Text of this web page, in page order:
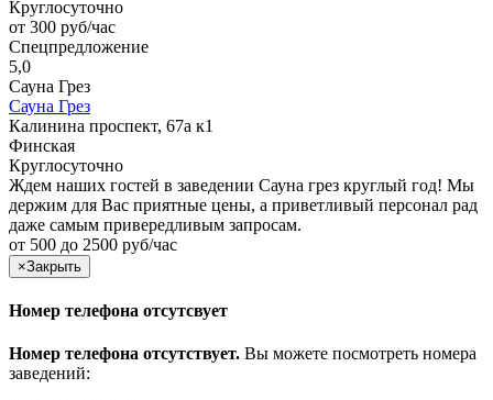
Круглосуточно
от 300 руб/час
Спецпредложение
5,0
Сауна Грез
Сауна Грез
Калинина проспект, 67а к1
Финская
Круглосуточно
Ждем наших гостей в заведении Сауна грез круглый год! Мы
держим для Вас приятные цены, а приветливый персонал рад
даже самым привередливым запросам.
от 500 до 2500 руб/час
×Закрыть
Номер телефона отсутсвует
Номер телефона отсутствует. Вы можете посмотреть номера
заведений: